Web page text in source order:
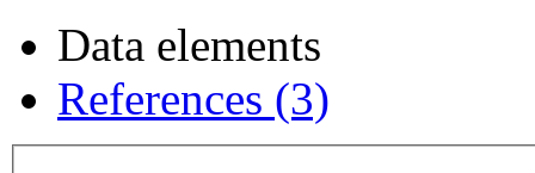
Data elements
References (3)